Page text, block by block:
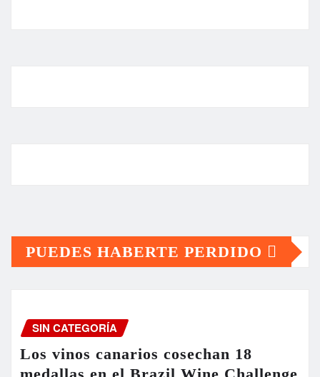
PUEDES HABERTE PERDIDO
SIN CATEGORÍA
Los vinos canarios cosechan 18